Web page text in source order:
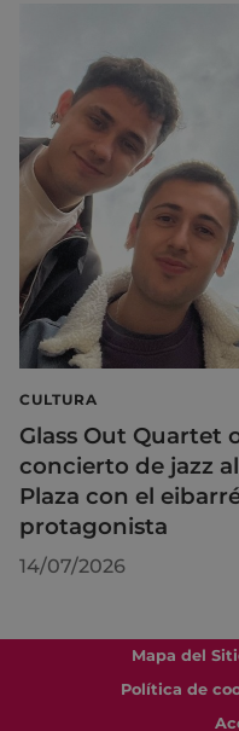
CULTURA
Glass Out Quartet
concierto de jazz
Plaza con el
protagonista
14/07/2026
Mapa del
Política de